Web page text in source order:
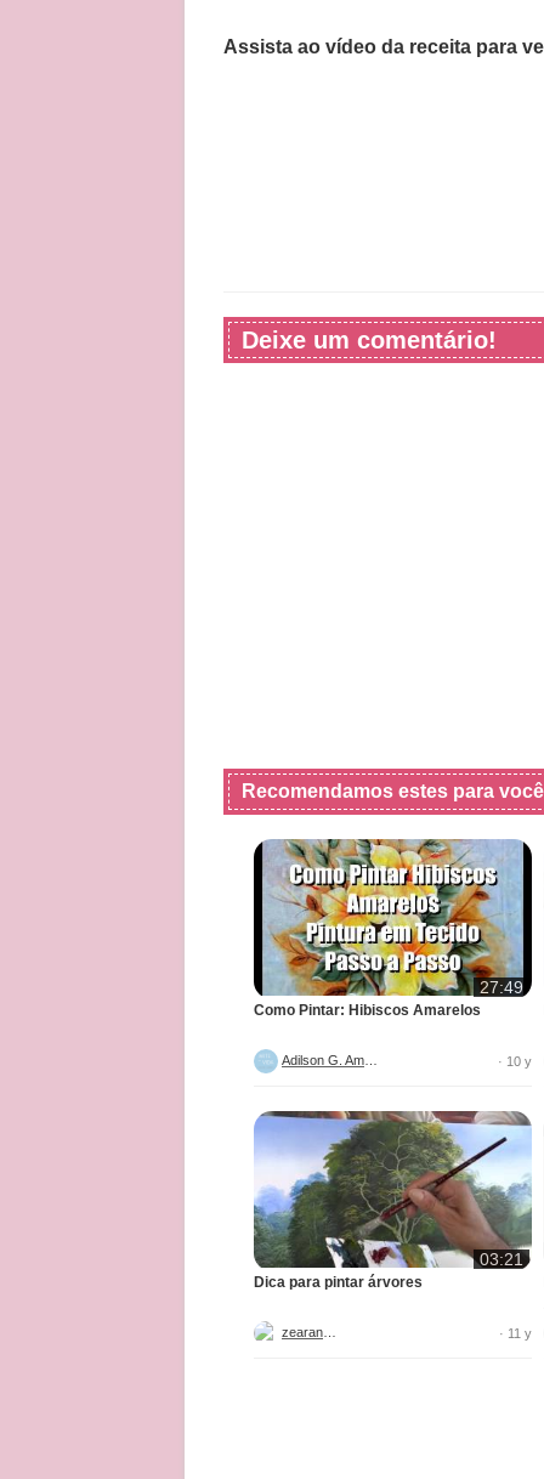
Assista ao vídeo da receita para
Deixe um comentário!
Recomendamos estes para você
27:49
Como Pintar: Hibiscos Amarelos
· 10 y
03:21
Dica para pintar árvores
· 11 y